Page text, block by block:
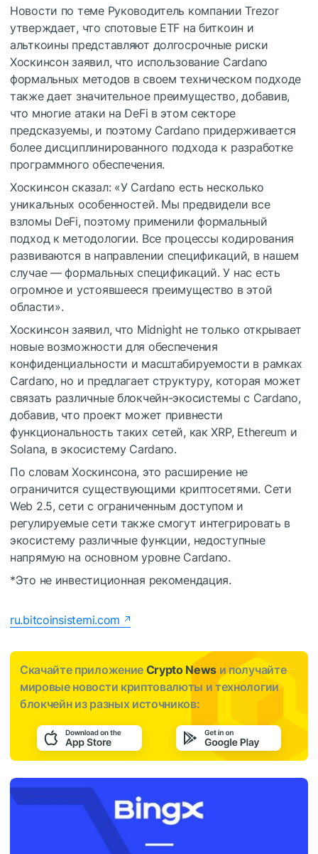
Новости по теме Руководитель компании Trezor
утверждает, что спотовые ETF на биткоин и
альткоины представляют долгосрочные риски
Хоскинсон заявил, что использование Cardano
формальных методов в своем техническом подходе
также дает значительное преимущество, добавив,
что многие атаки на DeFi в этом секторе
предсказуемы, и поэтому Cardano придерживается
более дисциплинированного подхода к разработке
программного обеспечения.
Хоскинсон сказал: «У Cardano есть несколько
уникальных особенностей. Мы предвидели все
взломы DeFi, поэтому применили формальный
подход к методологии. Все процессы кодирования
развиваются в направлении спецификаций, в нашем
случае — формальных спецификаций. У нас есть
огромное и устоявшееся преимущество в этой
области».
Хоскинсон заявил, что Midnight не только открывает
новые возможности для обеспечения
конфиденциальности и масштабируемости в рамках
Cardano, но и предлагает структуру, которая может
связать различные блокчейн-экосистемы с Cardano,
добавив, что проект может привнести
функциональность таких сетей, как XRP, Ethereum и
Solana, в экосистему Cardano.
По словам Хоскинсона, это расширение не
ограничится существующими криптосетями. Сети
Web 2.5, сети с ограниченным доступом и
регулируемые сети также смогут интегрировать в
экосистему различные функции, недоступные
напрямую на основном уровне Cardano.
*Это не инвестиционная рекомендация.
ru.bitcoinsistemi.com
Скачайте приложение Crypto News и получайте
мировые новости криптовалюты и технологии
блокчейн из разных источников: